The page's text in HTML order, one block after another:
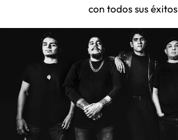
con todos sus éxitos